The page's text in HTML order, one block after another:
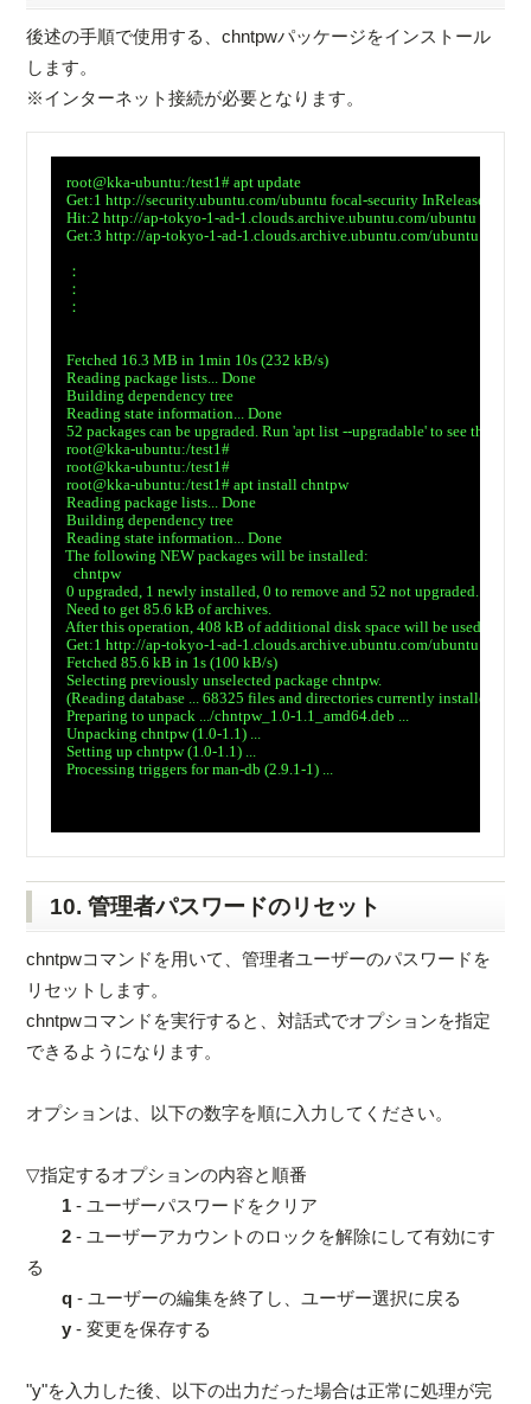
後述の手順で使用する、chntpwパッケージをインストール
します。
※インターネット接続が必要となります。
root@kka-ubuntu:/test1# apt update
Get:1 http://security.ubuntu.com/ubuntu focal-security InRelease [107
Hit:2 http://ap-tokyo-1-ad-1.clouds.archive.ubuntu.com/ubuntu focal
Get:3 http://ap-tokyo-1-ad-1.clouds.archive.ubuntu.com/ubuntu focal-
：
：
：
Fetched 16.3 MB in 1min 10s (232 kB/s)
Reading package lists... Done
Building dependency tree
Reading state information... Done
52 packages can be upgraded. Run 'apt list --upgradable' to see them.
root@kka-ubuntu:/test1#
root@kka-ubuntu:/test1#
root@kka-ubuntu:/test1# apt install chntpw
Reading package lists... Done
Building dependency tree
Reading state information... Done
The following NEW packages will be installed:
chntpw
0 upgraded, 1 newly installed, 0 to remove and 52 not upgraded.
Need to get 85.6 kB of archives.
After this operation, 408 kB of additional disk space will be used.
Get:1 http://ap-tokyo-1-ad-1.clouds.archive.ubuntu.com/ubuntu focal/
Fetched 85.6 kB in 1s (100 kB/s)
Selecting previously unselected package chntpw.
(Reading database ... 68325 files and directories currently installed.)
Preparing to unpack .../chntpw_1.0-1.1_amd64.deb ...
Unpacking chntpw (1.0-1.1) ...
Setting up chntpw (1.0-1.1) ...
Processing triggers for man-db (2.9.1-1) ...
10. 管理者パスワードのリセット
chntpwコマンドを用いて、管理者ユーザーのパスワードを
リセットします。
chntpwコマンドを実行すると、対話式でオプションを指定
できるようになります。
オプションは、以下の数字を順に入力してください。
▽指定するオプションの内容と順番
1 - ユーザーパスワードをクリア
2 - ユーザーアカウントのロックを解除にして有効にす
る
q - ユーザーの編集を終了し、ユーザー選択に戻る
y - 変更を保存する
"y"を入力した後、以下の出力だった場合は正常に処理が完